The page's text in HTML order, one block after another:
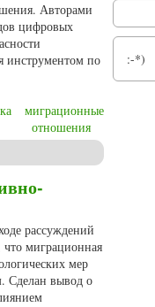
Авторами
цифровых
инструментом по
миграционные
отношения
рассуждений
что миграционная
мер
Сделан вывод о
:-*)